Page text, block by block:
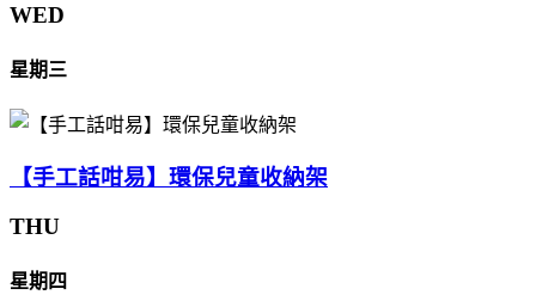
WED
星期三
【手工話咁易】環保兒童收納架
THU
星期四